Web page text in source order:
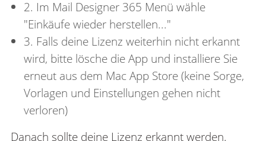
2. Im Mail Designer 365 Menü wähle
"Einkäufe wieder herstellen..."
3. Falls deine Lizenz weiterhin nicht erkannt
wird, bitte lösche die App und installiere Sie
erneut aus dem Mac App Store (keine Sorge,
Vorlagen und Einstellungen gehen nicht
verloren)
Danach sollte deine Lizenz erkannt werden.